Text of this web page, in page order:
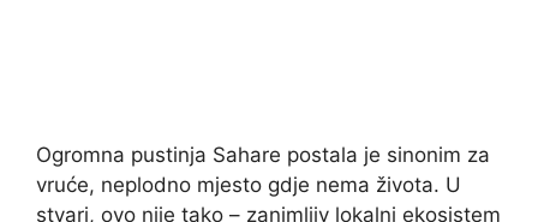
Ogromna pustinja Sahare postala je sinonim za
vruće, neplodno mjesto gdje nema života. U
stvari, ovo nije tako – zanimljiv lokalni ekosistem